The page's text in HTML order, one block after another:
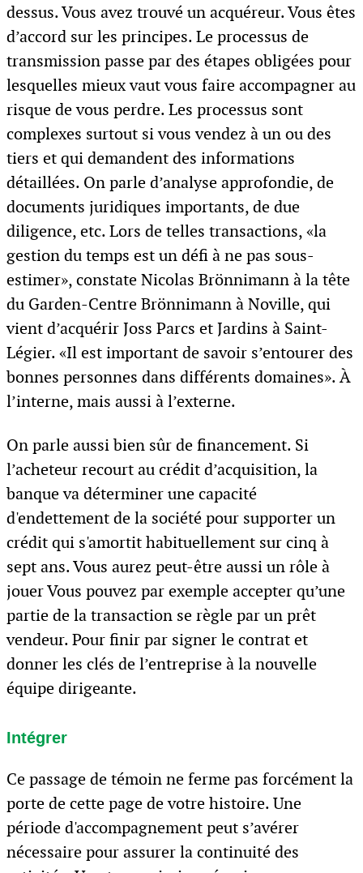
dessus. Vous avez trouvé un acquéreur. Vous êtes
d’accord sur les principes. Le processus de
transmission passe par des étapes obligées pour
lesquelles mieux vaut vous faire accompagner au
risque de vous perdre. Les processus sont
complexes surtout si vous vendez à un ou des
tiers et qui demandent des informations
détaillées. On parle d’analyse approfondie, de
documents juridiques importants, de due
diligence, etc. Lors de telles transactions, «la
gestion du temps est un défi à ne pas sous-
estimer», constate Nicolas Brönnimann à la tête
du Garden-Centre Brönnimann à Noville, qui
vient d’acquérir Joss Parcs et Jardins à Saint-
Légier. «Il est important de savoir s’entourer des
bonnes personnes dans différents domaines». À
l’interne, mais aussi à l’externe.
On parle aussi bien sûr de financement. Si
l’acheteur recourt au crédit d’acquisition, la
banque va déterminer une capacité
d'endettement de la société pour supporter un
crédit qui s'amortit habituellement sur cinq à
sept ans. Vous aurez peut-être aussi un rôle à
jouer Vous pouvez par exemple accepter qu’une
partie de la transaction se règle par un prêt
vendeur. Pour finir par signer le contrat et
donner les clés de l’entreprise à la nouvelle
équipe dirigeante.
Intégrer
Ce passage de témoin ne ferme pas forcément la
porte de cette page de votre histoire. Une
période d'accompagnement peut s’avérer
nécessaire pour assurer la continuité des